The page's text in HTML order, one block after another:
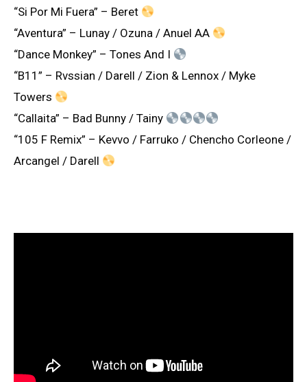
“Si Por Mi Fuera” – Beret
“Aventura” – Lunay / Ozuna / Anuel AA
“Dance Monkey” – Tones And I
“B11” – Rvssian / Darell / Zion & Lennox / Myke
Towers
“Callaita” – Bad Bunny / Tainy
“105 F Remix” – Kevvo / Farruko / Chencho Corleone /
Arcangel / Darell